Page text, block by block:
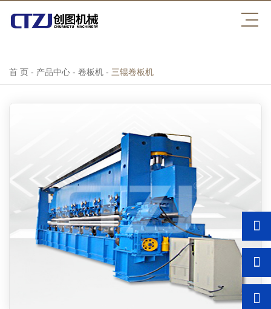
压球平台
首 页 - 产品中心 - 卷板机 - 三辊卷板机